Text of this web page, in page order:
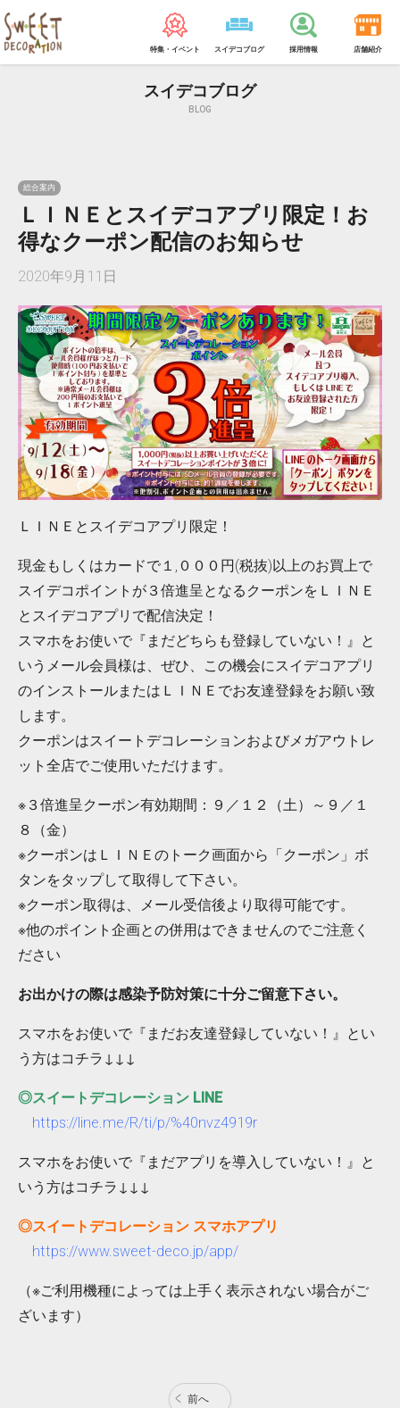
特集・イベント スイデコブログ 採用情報 店舗紹介
スイデコブログ
BLOG
総合案内
ＬＩＮＥとスイデコアプリ限定！お
得なクーポン配信のお知らせ
2020年9月11日
ＬＩＮＥとスイデコアプリ限定！
現金もしくはカードで１,０００円(税抜)以上のお買上で
スイデコポイントが３倍進呈となるクーポンをＬＩＮＥ
とスイデコアプリで配信決定！
スマホをお使いで『まだどちらも登録していない！』と
いうメール会員様は、ぜひ、この機会にスイデコアプリ
のインストールまたはＬＩＮＥでお友達登録をお願い致
します。
クーポンはスイートデコレーションおよびメガアウトレ
ット全店でご使用いただけます。
※３倍進呈クーポン有効期間：９／１２（土）～９／１
８（金）
※クーポンはＬＩＮＥのトーク画面から「クーポン」ボ
タンをタップして取得して下さい。
※クーポン取得は、メール受信後より取得可能です。
※他のポイント企画との併用はできませんのでご注意く
ださい
お出かけの際は感染予防対策に十分ご留意下さい。
スマホをお使いで『まだお友達登録していない！』とい
う方はコチラ↓↓↓
◎スイートデコレーション LINE
https://line.me/R/ti/p/%40nvz4919r
スマホをお使いで『まだアプリを導入していない！』と
いう方はコチラ↓↓↓
◎スイートデコレーション スマホアプリ
https://www.sweet-deco.jp/app/
（※ご利用機種によっては上手く表示されない場合がご
ざいます）
前へ